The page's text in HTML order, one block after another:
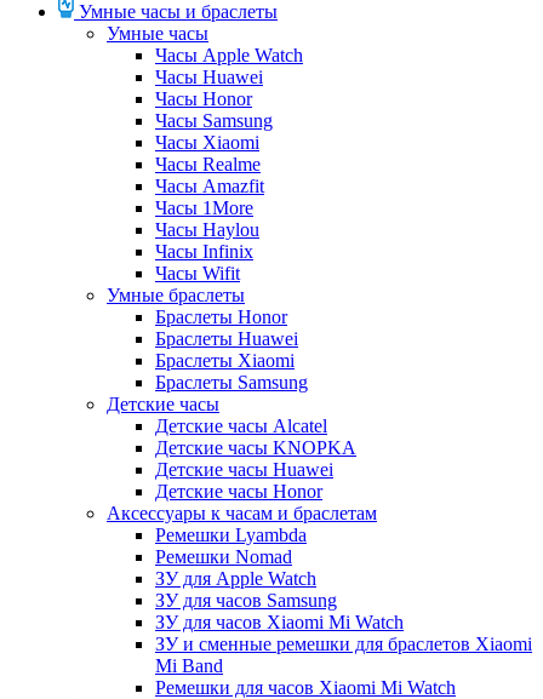
Умные часы и браслеты
Умные часы
Часы Apple Watch
Часы Huawei
Часы Honor
Часы Samsung
Часы Xiaomi
Часы Realme
Часы Amazfit
Часы 1More
Часы Haylou
Часы Infinix
Часы Wifit
Умные браслеты
Браслеты Honor
Браслеты Huawei
Браслеты Xiaomi
Браслеты Samsung
Детские часы
Детские часы Alcatel
Детские часы KNOPKA
Детские часы Huawei
Детские часы Honor
Аксессуары к часам и браслетам
Ремешки Lyambda
Ремешки Nomad
ЗУ для Apple Watch
ЗУ для часов Samsung
ЗУ для часов Xiaomi Mi Watch
ЗУ и сменные ремешки для браслетов Xiaomi
Mi Band
Ремешки для часов Xiaomi Mi Watch